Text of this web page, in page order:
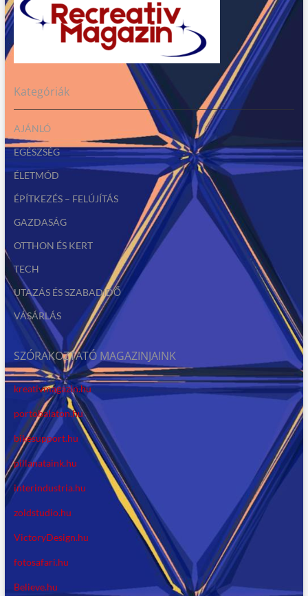
Kategóriák
AJÁNLÓ
EGÉSZSÉG
ÉLETMÓD
ÉPÍTKEZÉS – FELÚJÍTÁS
GAZDASÁG
OTTHON ÉS KERT
TECH
UTAZÁS ÉS SZABADIDŐ
VÁSÁRLÁS
SZÓRAKOZTATÓ MAGAZINJAINK
kreativmagazin.hu
portobalaton.hu
bikesupport.hu
pillanataink.hu
interindustria.hu
zoldstudio.hu
VictoryDesign.hu
fotosafari.hu
Believe.hu